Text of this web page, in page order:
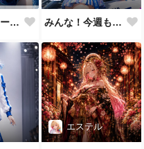
ちゃんとトレーニングもします😉✨ みんな！今週もAI木曜日のRQの時間だよ
エステル